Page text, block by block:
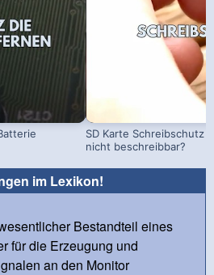
SD Karte Schreibschutz
nicht beschreibbar?
im Lexikon!
Bestandteil eines
für die Erzeugung und
an den Monitor